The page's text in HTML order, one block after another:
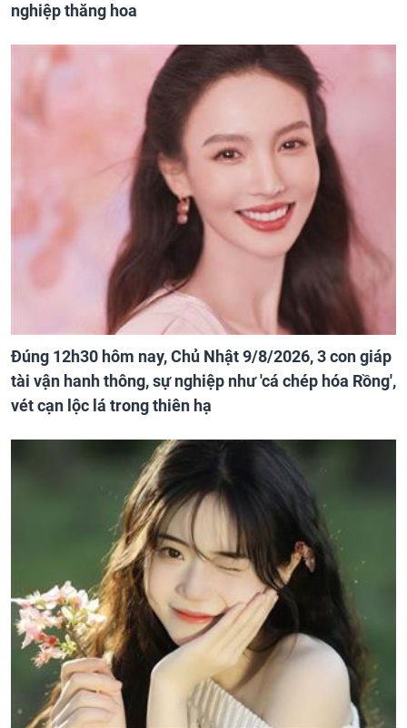
nghiệp thăng hoa
Đúng 12h30 hôm nay, Chủ Nhật 9/8/2026, 3 con giáp
tài vận hanh thông, sự nghiệp như 'cá chép hóa Rồng',
vét cạn lộc lá trong thiên hạ